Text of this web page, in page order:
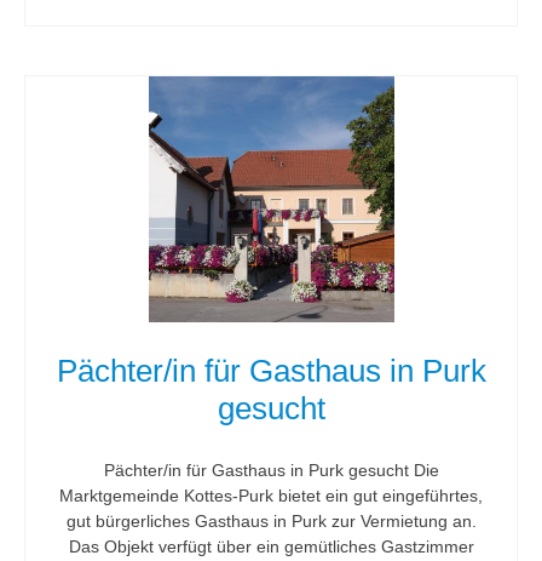
Pächter/in für Gasthaus in Purk
gesucht
Pächter/in für Gasthaus in Purk gesucht Die
Marktgemeinde Kottes-Purk bietet ein gut eingeführtes,
gut bürgerliches Gasthaus in Purk zur Vermietung an.
Das Objekt verfügt über ein gemütliches Gastzimmer